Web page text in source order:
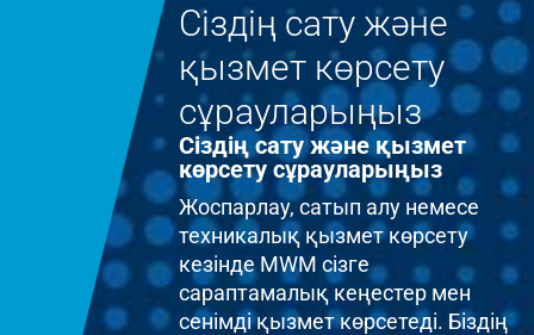
Сіздің сату және
қызмет көрсету
сұрауларыңыз
Сіздің сату және қызмет
көрсету сұрауларыңыз
Жоспарлау, сатып алу немесе
техникалық қызмет көрсету
кезінде MWM сізге
сараптамалық кеңестер мен
сенімді қызмет көрсетеді. Біздің